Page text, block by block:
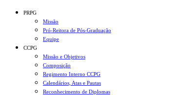
Conteúdo principal
PRPG
Missão
Pró-Reitora de Pós-Graduação
Equipe
CCPG
Missão e Objetivos
Composição
Regimento Interno CCPG
Calendários, Atas e Pautas
Reconhecimento de Diplomas